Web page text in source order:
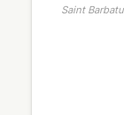
Saint